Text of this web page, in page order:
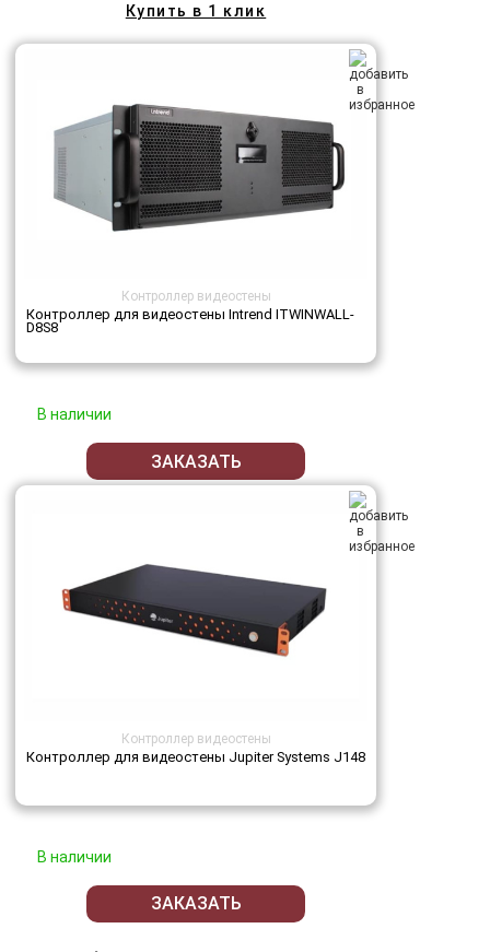
Купить в 1 клик
Контроллер видеостены
Контроллер для видеостены Intrend ITWINWALL-
D8S8
В наличии
ЗАКАЗАТЬ
Контроллер видеостены
Контроллер для видеостены Jupiter Systems J148
В наличии
ЗАКАЗАТЬ